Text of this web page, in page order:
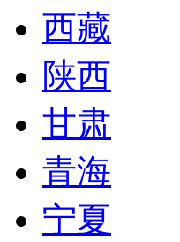
西藏
陕西
甘肃
青海
宁夏